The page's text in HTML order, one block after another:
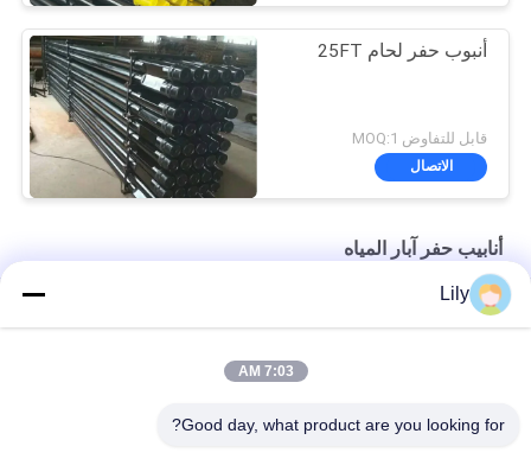
أنبوب حفر لحام 25FT
قابل للتفاوض MOQ:1
الاتصال
أنابيب حفر آبار المياه
API G105 OEM DTH أنبوب حفر بئر المياه السوداء قطره 168mm
أنابيب حفر آبار المياه عالية الأداء API R780 بقطر 127 ملم
Lily
7:03 AM
Good day, what product are you looking for?